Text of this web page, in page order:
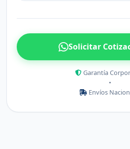
Solicitar
Garantía
•
Envíos